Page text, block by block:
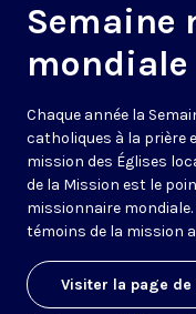
Semaine
mondiale
Chaque année la
catholiques à la prière
mission des Églises
de la Mission est le
missionnaire mondiale.
témoins de la mission
Visiter la page